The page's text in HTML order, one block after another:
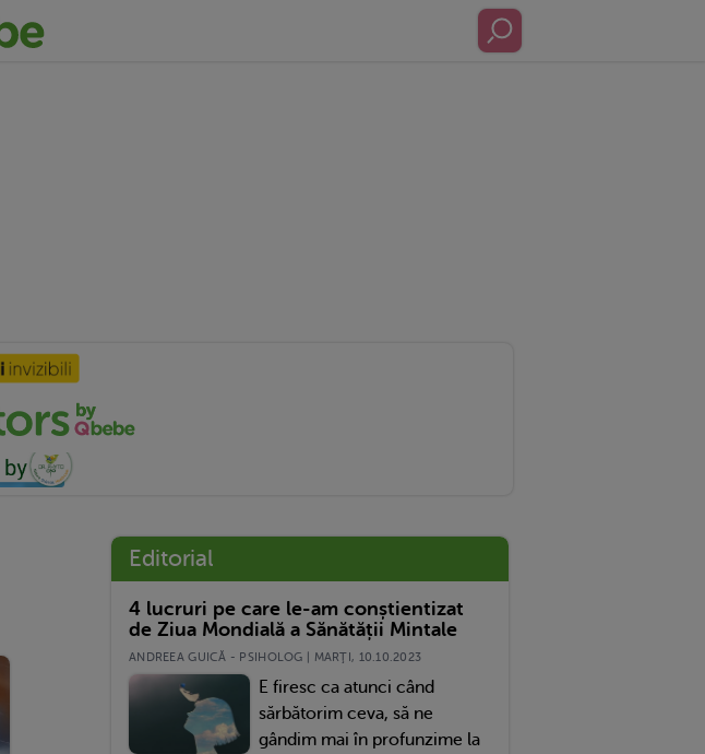
Nu Le Pot Schimba”. Puterea Acceptării.
Editorial
4 lucruri pe care le-am conștientizat
de Ziua Mondială a Sănătății Mintale
ANDREEA GUICĂ - PSIHOLOG | MARŢI, 10.10.2023
E firesc ca atunci când
sărbătorim ceva, să ne
gândim mai în profunzime la